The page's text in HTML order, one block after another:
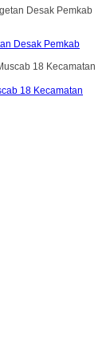
Desak Pemkab
18 Kecamatan